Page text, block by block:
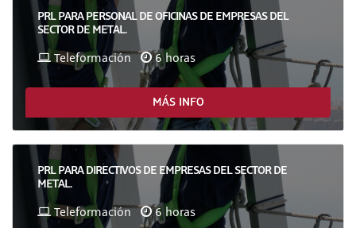
PRL PARA PERSONAL DE OFICINAS DE EMPRESAS DEL
SECTOR DE METAL.
Teleformación 6 horas
MÁS INFO
PRL PARA DIRECTIVOS DE EMPRESAS DEL SECTOR DE
METAL.
Teleformación 6 horas